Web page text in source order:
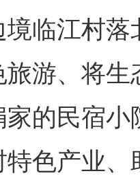
临江村
游、将
的民宿
特色产业